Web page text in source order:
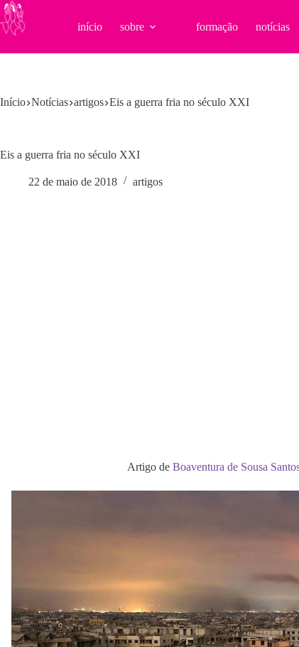
Pular
para
o
início sobre formação notícias
Início Notícias artigos Eis a guerra fria no século XXI
Eis a guerra fria no século XXI
22 de maio de 2018 artigos
Artigo de Boaventura de Sousa